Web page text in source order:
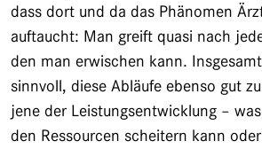
dass dort und da das Phänomen
auftaucht: Man greift quasi nach
den man erwischen kann.
sinnvoll, diese Abläufe ebenso gut
jene der Leistungsentwicklung –
den Ressourcen scheitern kann